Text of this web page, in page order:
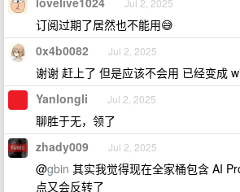
Jul 2, 2025
订阅过期了居然也不能用😅
0x4b0082 Jul 2, 2025
谢谢 赶上了 但是应该不会用 已经变成
Yanlongli Jul 2, 2025
聊胜于无，领了
zhady009 Jul 2, 2025
@gbin 其实我觉得现在全家桶包含 AI
点又会反转了